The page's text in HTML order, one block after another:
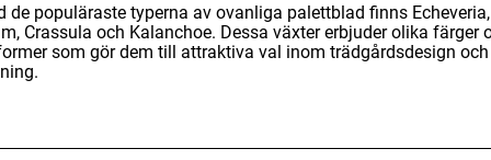
de populäraste typerna av ovanliga palettblad finns Echeveria,
Crassula och Kalanchoe. Dessa växter erbjuder olika färger
som gör dem till attraktiva val inom trädgårdsdesign och